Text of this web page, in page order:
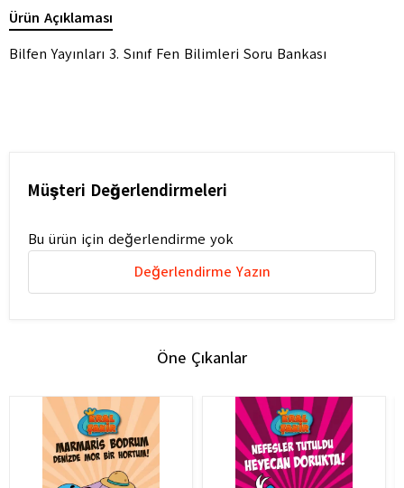
Ürün Açıklaması
Bilfen Yayınları 3. Sınıf Fen Bilimleri Soru Bankası
Müşteri Değerlendirmeleri
Bu ürün için değerlendirme yok
Değerlendirme Yazın
Öne Çıkanlar